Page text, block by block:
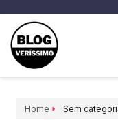
Home Sem